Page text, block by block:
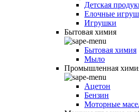
Детская
Елочные
Игрушки
Бытовая химия
Бытовая химия
Мыло
Промышленная
Ацетон
Бензин
Моторные